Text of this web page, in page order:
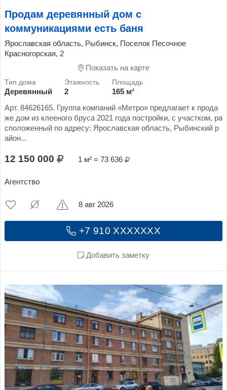
Продам деревянный дом с
коммуникациями есть баня
Ярославская область, Рыбинск, Поселок Песочное
Красногорская, 2
Показать на карте
Деревянный 2
165 м²
Арт. 84626165. Группа компаний «Метро» предлагает к прода
же дом из клееного бруса 2021 года постройки, с участком, ра
сположенный по адресу: Ярославская область, Рыбинский р
айон...
12 150 000 1 м² = 73 636
Агентство
+7 910 XXXXXXX
Добавить заметку
8 авг 2026